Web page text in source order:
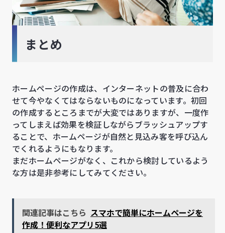
まとめ
ホームページの作成は、インターネットの普及に合わ
せて今やなくてはならないものになっています。初回
の作成するところまでが大変ではありますが、一度作
ってしまえば効果を検証しながらブラッシュアップす
ることで、ホームページが自然と見込み客を呼び込ん
でくれるようにもなります。
まだホームページがなく、これから検討しているよう
な方は是非参考にしてみてください。
関連記事はこちら スマホで簡単にホームページを
作成！便利なアプリ5選